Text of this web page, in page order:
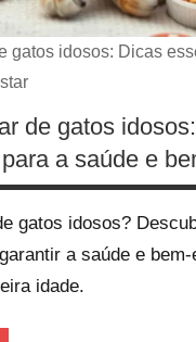
gatos idosos: Dicas
de gatos
a saúde e
gatos idosos?
a saúde e
idade.